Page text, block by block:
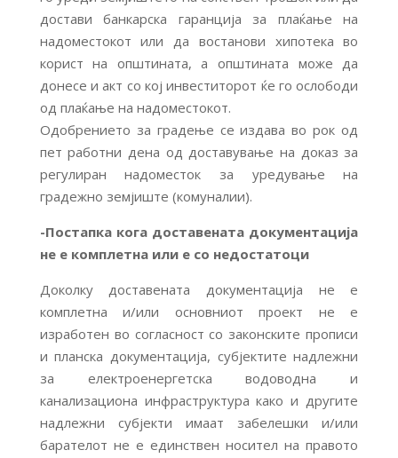
достави банкарска гаранција за плаќање на
надоместокот или да востанови хипотека во
корист на општината, а општината може да
донесе и акт со кој инвеститорот ќе го ослободи
од плаќање на надоместокот.
Одобрението за градење се издава во рок од
пет работни дена од доставување на доказ за
регулиран надоместок за уредување на
градежно земјиште (комуналии).
-Постапка кога доставената документација
не е комплетна или е со недостатоци
Доколку доставената документација не е
комплетна и/или основниот проект не е
изработен во согласност со законските прописи
и планска документација, субјектите надлежни
за електроенергетска водоводна и
канализациона инфраструктура како и другите
надлежни субјекти имаат забелешки и/или
барателот не е единствен носител на правото